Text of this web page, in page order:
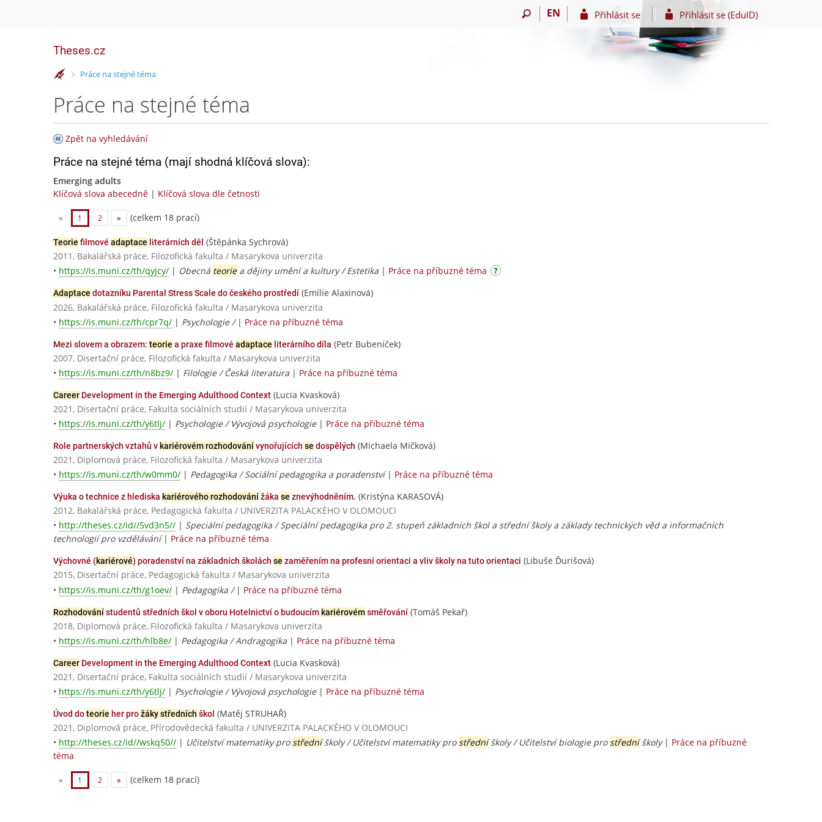
EN Přihlásit se Přihlásit se (EduID)
Theses.cz
>Práce na stejné téma
Práce na stejné téma
Zpět na vyhledávání
Práce na stejné téma (mají shodná klíčová slova):
Emerging adults
Klíčová slova abecedně | Klíčová slova dle četnosti
« 1 2 » (celkem 18 prací)
Teorie filmové adaptace literárních děl (Štěpánka Sychrová)
2011, Bakalářská práce, Filozofická fakulta / Masarykova univerzita
• https://is.muni.cz/th/qyjcy/ | Obecná teoriea dějiny umění a kultury / Estetika | Práce na příbuzné téma
Adaptace dotazníku Parental Stress Scale do českého prostředí (Emílie Alaxinová)
2026, Bakalářská práce, Filozofická fakulta / Masarykova univerzita
• https://is.muni.cz/th/cpr7q/ | Psychologie / | Práce na příbuzné téma
Mezi slovem a obrazem: teorie a praxe filmové adaptace literárního díla (Petr Bubeníček)
2007, Disertační práce, Filozofická fakulta / Masarykova univerzita
• https://is.muni.cz/th/n8bz9/ | Filologie / Česká literatura | Práce na příbuzné téma
Career Development in the Emerging Adulthood Context (Lucia Kvasková)
2021, Disertační práce, Fakulta sociálních studií / Masarykova univerzita
• https://is.muni.cz/th/y6tlj/ | Psychologie / Vývojová psychologie| Práce na příbuzné téma
Role partnerských vztahů v kariérovém rozhodovánívynořujících se dospělých (Michaela Mičková)
2021, Diplomová práce, Filozofická fakulta / Masarykova univerzita
• https://is.muni.cz/th/w0mm0/ | Pedagogika / Sociální pedagogika a poradenství| Práce na příbuzné téma
Výuka o technice z hlediska kariérového rozhodovánížáka se znevýhodněním. (Kristýna KARASOVÁ)
2012, Bakalářská práce, Pedagogická fakulta / UNIVERZITA PALACKÉHO V OLOMOUCI
• http://theses.cz/id//5vd3n5// | Speciální pedagogika / Speciální pedagogika pro 2. stupeň základních škol a střední školy a základy technických věd a informačních
technologií pro vzdělávání| Práce na příbuzné téma
Výchovné (kariérové) poradenství na základních školách se zaměřením na profesní orientaci a vliv školy na tuto orientaci (Libuše Ďurišová)
2015, Disertační práce, Pedagogická fakulta / Masarykova univerzita
• https://is.muni.cz/th/g1oev/ | Pedagogika / | Práce na příbuzné téma
Rozhodovánístudentů středních škol v oboru Hotelnictví o budoucímkariérovémsměřování (Tomáš Pekař)
2018, Diplomová práce, Filozofická fakulta / Masarykova univerzita
• https://is.muni.cz/th/hlb8e/ | Pedagogika / Andragogika | Práce na příbuzné téma
Career Development in the Emerging Adulthood Context (Lucia Kvasková)
2021, Disertační práce, Fakulta sociálních studií / Masarykova univerzita
• https://is.muni.cz/th/y6tlj/ | Psychologie / Vývojová psychologie| Práce na příbuzné téma
Úvod doteorie her prožáky středních škol (Matěj STRUHAŘ)
2021, Diplomová práce, Přírodovědecká fakulta / UNIVERZITA PALACKÉHO V OLOMOUCI
• http://theses.cz/id//wskq50// | Učitelství matematiky pro středníškoly / Učitelství matematiky pro středníškoly / Učitelství biologie pro středníškoly| Práce na příbuzné
téma
« 1 2 » (celkem 18 prací)